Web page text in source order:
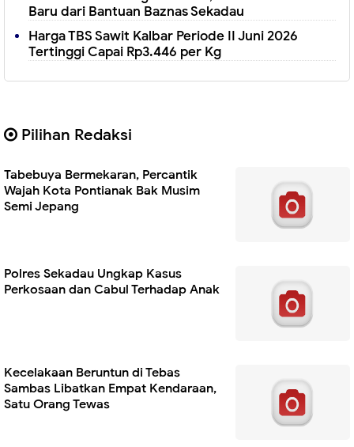
Baru dari Bantuan Baznas Sekadau
Harga TBS Sawit Kalbar Periode II Juni 2026
Tertinggi Capai Rp3.446 per Kg
Pilihan Redaksi
Tabebuya Bermekaran, Percantik
Wajah Kota Pontianak Bak Musim
Semi Jepang
Polres Sekadau Ungkap Kasus
Perkosaan dan Cabul Terhadap Anak
Kecelakaan Beruntun di Tebas
Sambas Libatkan Empat Kendaraan,
Satu Orang Tewas